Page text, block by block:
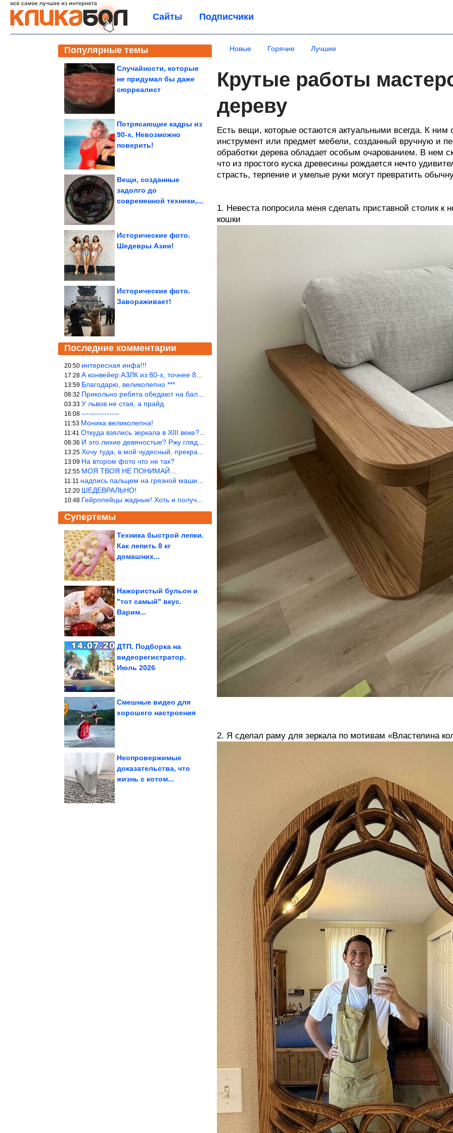
Сайты Подписчики
Популярные темы
Случайности, которые
не придумал бы даже
сюрреалист
Потрясающие кадры из
90-х. Невозможно
поверить!
Вещи, созданные
задолго до
современной техники,...
Исторические фото.
Шедевры Азии!
Исторические фото.
Завораживает!
Последние комментарии
20:50 интересная инфа!!!
17:28 А конвейер АЗЛК из 80-х, точнее 86-87 годы. «Москвичи»-то из пер
13:59 Благодарю, великолепно ***
08:32 Прикольно ребята обедают на балке...))
03:33 У львов не стая, а прайд
16:08 ---------------
11:53 Моника великолепна!
11:41 Откуда взялись зеркала в XIII веке? Вы ничего не перепутали?
08:36 И это лихие девяностые? Ржу глядя в окно!!!
13:25 Хочу туда, в мой чудесный, прекрасный мир.
13:09 На втором фото что не так?
12:55 МОЯ ТВОЯ НЕ ПОНИМАЙ…
11:11 надпись пальцем на грязной машине «Помой меня»!
12:20 ШЕДЕВРАЛЬНО!
10:48 Гейропейцы жадные! Хоть и получают в десять раз больше жителей б
Супертемы
Техника быстрой лепки.
Как лепить 8 кг
домашних...
60-летнюю проблему
лазерного...
Нажористый бульон и
"тот самый" вкус.
Варим...
Как зашить дырку на
ДТП. Подборка на
видеорегистратор.
Июль 2026
Смешные видео для
хорошего настроения
Как избавиться от пыли
Неопровержимые
доказательства, что
жизнь с котом...
Влияние генов на
интеллект меняется со
Новые Горячие Лучшие
Крутые работы
дереву
Есть вещи, которые остаются актуальными всегда. К ним
инструмент или предмет мебели, созданный вручную и
обработки дерева обладает особым очарованием. В нем
что из простого куска древесины рождается нечто
страсть, терпение и умелые руки могут превратить
1. Невеста попросила меня сделать приставной столик к
кошки
2. Я сделал раму для зеркала по мотивам «Властелина